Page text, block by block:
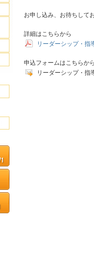
お申し込み、お待ちして
詳細はこちらから
リーダーシップ・指
申込フォームはこちらから
リーダーシップ・